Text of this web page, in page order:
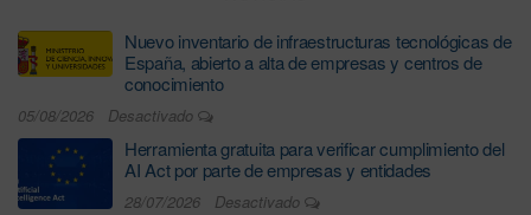
Nuevo inventario de infraestructuras tecnológicas de
España, abierto a alta de empresas y centros de
conocimiento
05/08/2026 Desactivado
Herramienta gratuita para verificar cumplimiento del
AI Act por parte de empresas y entidades
28/07/2026 Desactivado